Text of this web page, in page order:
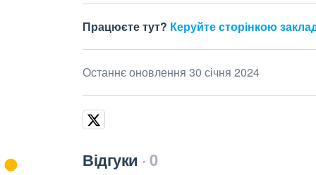
Працюєте тут? Керуйте сторінкою
Останнє оновлення 30 січня 2024
Відгуки 0